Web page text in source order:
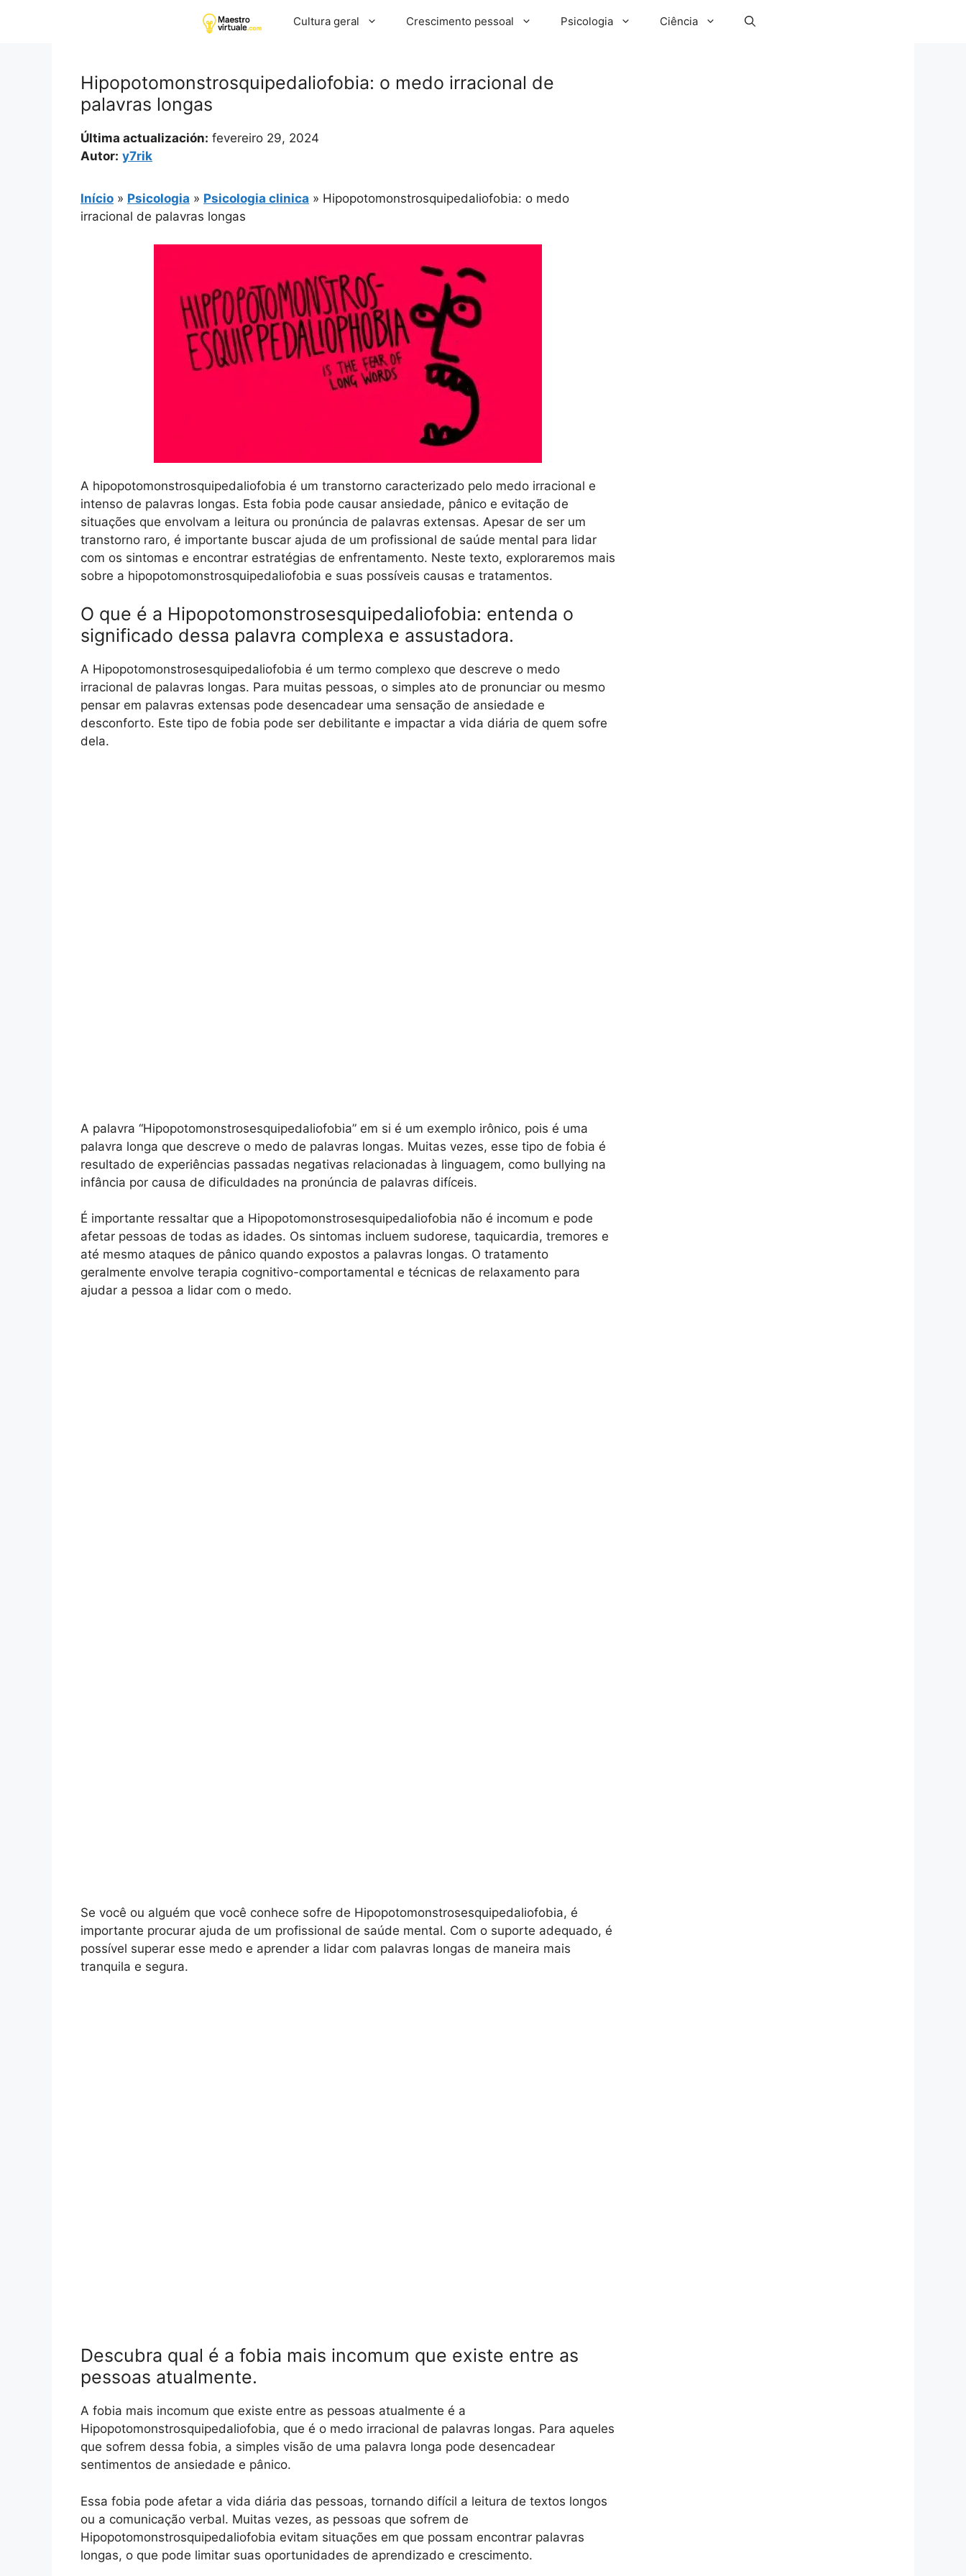
Cultura geral Crescimento pessoal Psicologia Ciência
Hipopotomonstrosquipedaliofobia: o medo irracional de
palavras longas
Última actualización: fevereiro 29, 2024
Autor: y7rik
Início » Psicologia » Psicologia clinica » Hipopotomonstrosquipedaliofobia: o medo
irracional de palavras longas
A hipopotomonstrosquipedaliofobia é um transtorno caracterizado pelo medo irracional e
intenso de palavras longas. Esta fobia pode causar ansiedade, pânico e evitação de
situações que envolvam a leitura ou pronúncia de palavras extensas. Apesar de ser um
transtorno raro, é importante buscar ajuda de um profissional de saúde mental para lidar
com os sintomas e encontrar estratégias de enfrentamento. Neste texto, exploraremos mais
sobre a hipopotomonstrosquipedaliofobia e suas possíveis causas e tratamentos.
O que é a Hipopotomonstrosesquipedaliofobia: entenda o
significado dessa palavra complexa e assustadora.
A Hipopotomonstrosesquipedaliofobia é um termo complexo que descreve o medo
irracional de palavras longas. Para muitas pessoas, o simples ato de pronunciar ou mesmo
pensar em palavras extensas pode desencadear uma sensação de ansiedade e
desconforto. Este tipo de fobia pode ser debilitante e impactar a vida diária de quem sofre
dela.
A palavra “Hipopotomonstrosesquipedaliofobia” em si é um exemplo irônico, pois é uma
palavra longa que descreve o medo de palavras longas. Muitas vezes, esse tipo de fobia é
resultado de experiências passadas negativas relacionadas à linguagem, como bullying na
infância por causa de dificuldades na pronúncia de palavras difíceis.
É importante ressaltar que a Hipopotomonstrosesquipedaliofobia não é incomum e pode
afetar pessoas de todas as idades. Os sintomas incluem sudorese, taquicardia, tremores e
até mesmo ataques de pânico quando expostos a palavras longas. O tratamento
geralmente envolve terapia cognitivo-comportamental e técnicas de relaxamento para
ajudar a pessoa a lidar com o medo.
Se você ou alguém que você conhece sofre de Hipopotomonstrosesquipedaliofobia, é
importante procurar ajuda de um profissional de saúde mental. Com o suporte adequado, é
possível superar esse medo e aprender a lidar com palavras longas de maneira mais
tranquila e segura.
Descubra qual é a fobia mais incomum que existe entre as
pessoas atualmente.
A fobia mais incomum que existe entre as pessoas atualmente é a
Hipopotomonstrosquipedaliofobia, que é o medo irracional de palavras longas. Para aqueles
que sofrem dessa fobia, a simples visão de uma palavra longa pode desencadear
sentimentos de ansiedade e pânico.
Essa fobia pode afetar a vida diária das pessoas, tornando difícil a leitura de textos longos
ou a comunicação verbal. Muitas vezes, as pessoas que sofrem de
Hipopotomonstrosquipedaliofobia evitam situações em que possam encontrar palavras
longas, o que pode limitar suas oportunidades de aprendizado e crescimento.